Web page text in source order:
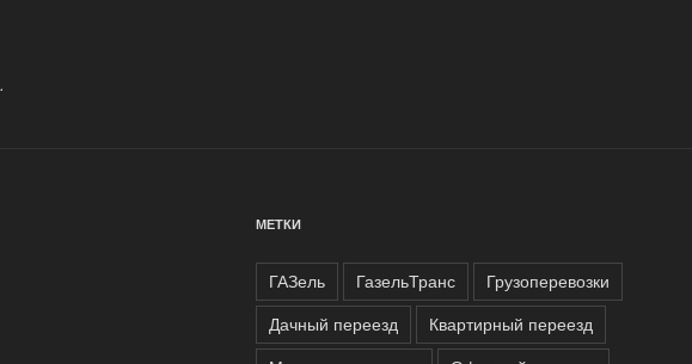
.
МЕТКИ
ГАЗель ГазельТранс
Грузоперевозки
Дачный переезд
Квартирный переезд